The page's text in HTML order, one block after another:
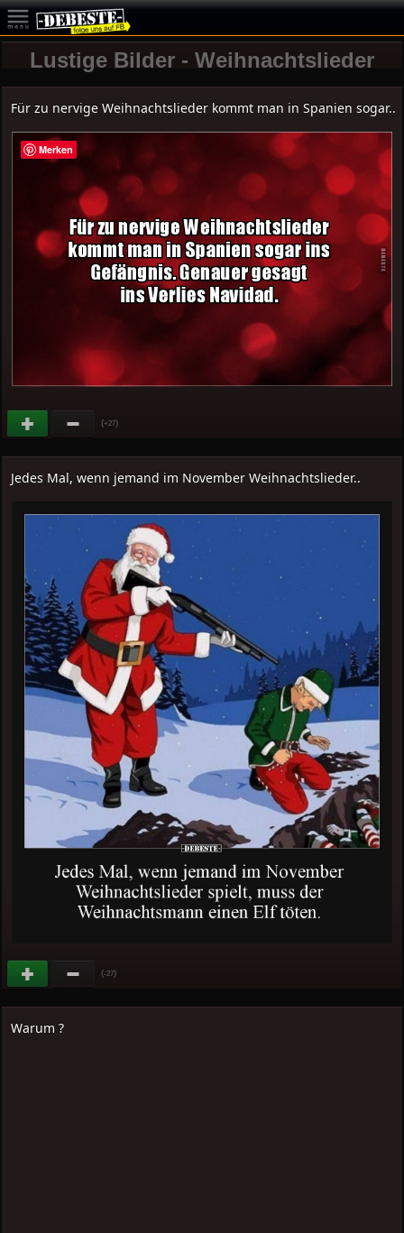
Lustige Bilder - Weihnachtslieder
Für zu nervige Weihnachtslieder kommt man in Spanien sogar..
(+27)
Jedes Mal, wenn jemand im November Weihnachtslieder..
(-27)
Warum ?
Merken